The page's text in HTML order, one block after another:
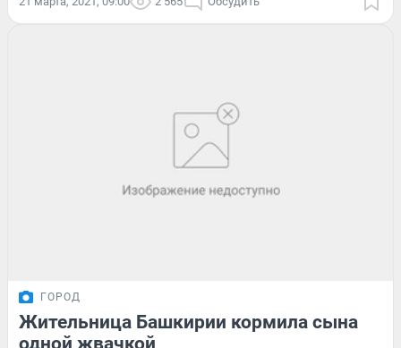
ГОРОД
Жительница Башкирии кормила сына